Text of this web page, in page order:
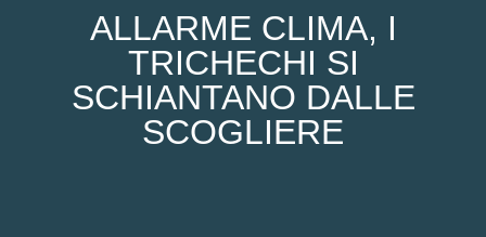
ALLARME CLIMA, I
TRICHECHI SI
SCHIANTANO DALLE
SCOGLIERE